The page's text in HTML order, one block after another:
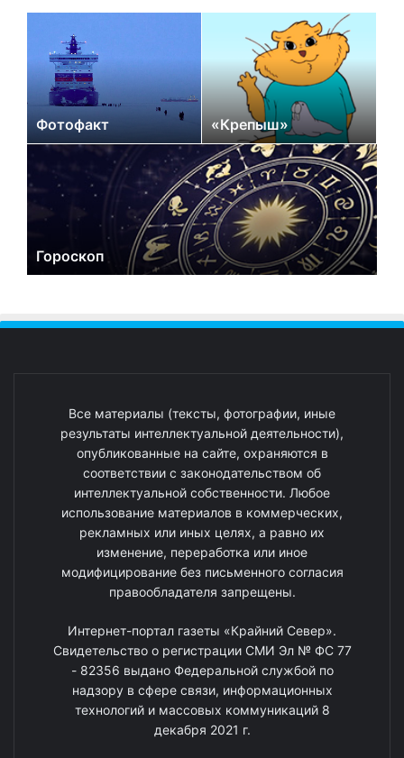
Фотофакт «Крепыш»
Гороскоп
Все материалы (тексты, фотографии, иные
результаты интеллектуальной деятельности),
опубликованные на сайте, охраняются в
соответствии с законодательством об
интеллектуальной собственности. Любое
использование материалов в коммерческих,
рекламных или иных целях, а равно их
изменение, переработка или иное
модифицирование без письменного согласия
правообладателя запрещены.
Интернет-портал газеты «Крайний Север».
Свидетельство о регистрации СМИ Эл № ФС 77
- 82356 выдано Федеральной службой по
надзору в сфере связи, информационных
технологий и массовых коммуникаций 8
декабря 2021 г.